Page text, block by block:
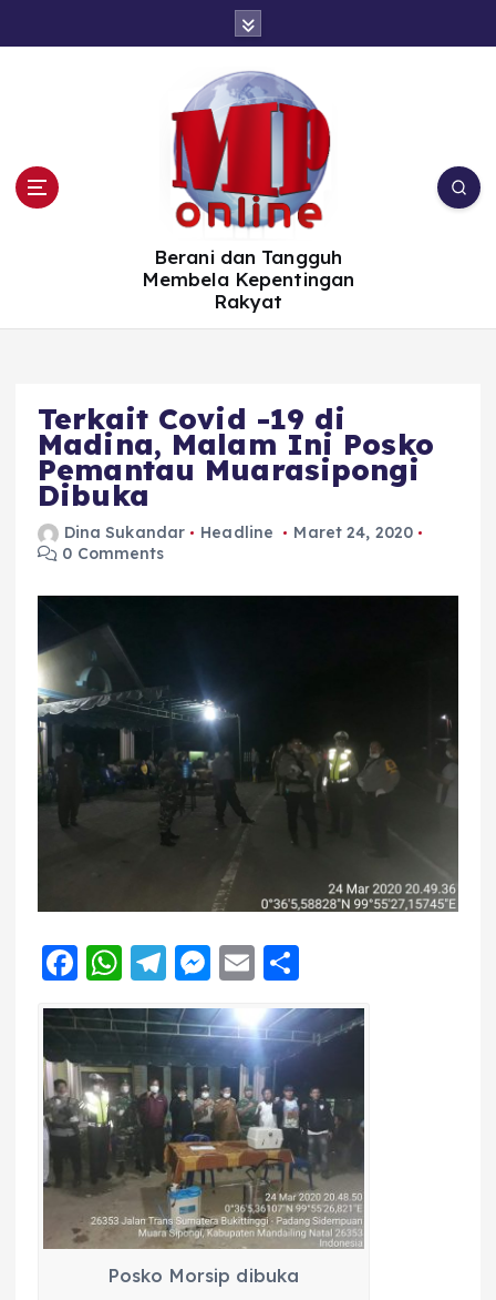
Berani dan Tangguh
Membela Kepentingan
Rakyat
Terkait Covid -19 di
Madina, Malam Ini Posko
Pemantau Muarasipongi
Dibuka
Dina Sukandar Headline
Maret 24, 2020
0 Comments
F
a
c
e
b
o
o
k
W
h
a
ts
A
p
p
T
el
e
g
r
a
m
M
e
ss
e
n
g
er
E
m
ai
l
h
a
re
Posko Morsip dibuka